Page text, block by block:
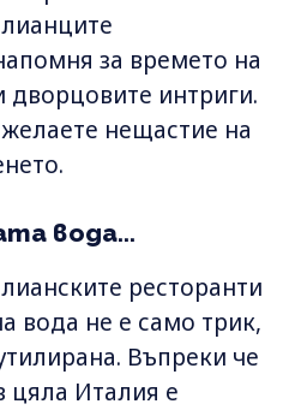
за времето на
дворцовите интриги.
нещастие на
вода...
ресторанти
вода не е само трик,
Въпреки че
цяла Италия е